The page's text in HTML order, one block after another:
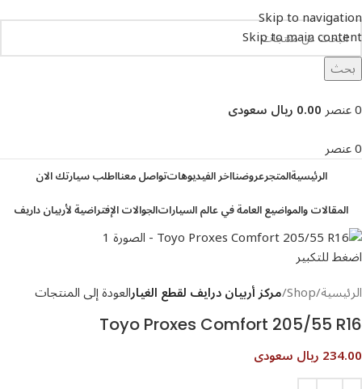
Skip to navigation
Skip to main content
بحث
0عنصر0.00 ريال سعودى
0عنصر
الرئيسيةالمتجرعروضنااخر الفيديوهاتتواصل معنااطلب سيارتك الان
المقالات والمواضيع العامة في عالم السياراتالجوالات الإفتراضية لأربيان داريف
اضغط للتكبير
الرئيسية Shop مركز أربيان درايف لقطع الغيارالعودة إلى المنتجات
Toyo Proxes Comfort 205/55 R16
234.00 ريال سعودى